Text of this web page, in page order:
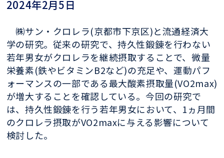
2024年2月5日
㈱サン・クロレラ(京都市下京区)と流通経済大
学の研究。従来の研究で、持久性鍛錬を行わない
若年男女がクロレラを継続摂取することで、微量
栄養素(鉄やビタミンB2など)の充足や、運動パフ
ォーマンスの一部である最大酸素摂取量(VO2max)
が増大することを確認している。今回の研究で
は、持久性鍛錬を行う若年男女において、1ヵ月間
のクロレラ摂取がVO2maxに与える影響について
検討した。